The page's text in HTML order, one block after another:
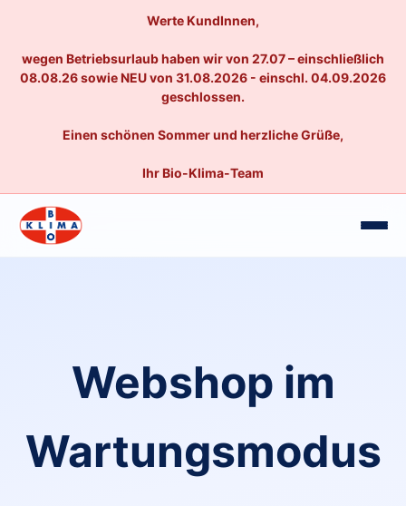
Werte KundInnen,
wegen Betriebsurlaub haben wir von 27.07 – einschließlich
08.08.26 sowie NEU von 31.08.2026 - einschl. 04.09.2026
geschlossen.
Einen schönen Sommer und herzliche Grüße,
Ihr Bio-Klima-Team
Webshop im
Wartungsmodus